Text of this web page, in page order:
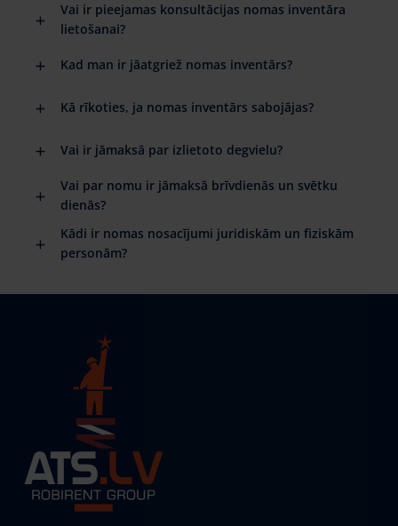
Vai ir pieejamas konsultācijas nomas inventāra
lietošanai?
Kad man ir jāatgriež nomas inventārs?
Kā rīkoties, ja nomas inventārs sabojājas?
Vai ir jāmaksā par izlietoto degvielu?
Vai par nomu ir jāmaksā brīvdienās un svētku
dienās?
Kādi ir nomas nosacījumi juridiskām un fiziskām
personām?